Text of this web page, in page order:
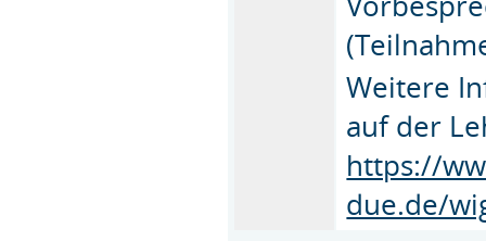
Weitere
auf der
https://
due.de/